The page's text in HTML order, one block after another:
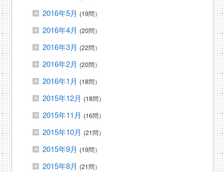
2016年5月 (19問）
2016年4月 (20問）
2016年3月 (22問）
2016年2月 (20問）
2016年1月 (18問）
2015年12月 (18問）
2015年11月 (16問）
2015年10月 (21問）
2015年9月 (19問）
2015年8月 (21問）